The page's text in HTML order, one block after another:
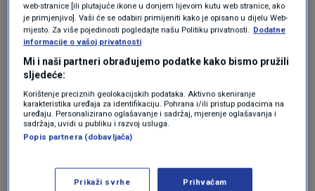
Deutsche Welle: U 2026. ekstremna
desnica nastavlja rasti u Hrvatskoj
"Za nas radikalna
varijanta nije opasnost
jer imamo HDZ"
web-stranice [ili plutajuće ikone u donjem lijevom kutu web stranice, ako
je primjenjivo]. Vaši će se odabiri primijeniti kako je opisano u dijelu Web-
mjesto. Za više pojedinosti pogledajte našu Politiku privatnosti. Dodatne
informacije o vašoj privatnosti
Mi i naši partneri obrađujemo podatke kako bismo pružili
sljedeće:
Korištenje preciznih geolokacijskih podataka. Aktivno skeniranje
karakteristika uređaja za identifikaciju. Pohrana i/ili pristup podacima na
uređaju. Personalizirano oglašavanje i sadržaj, mjerenje oglašavanja i
sadržaja, uvidi u publiku i razvoj usluga.
Popis partnera (dobavljača)
Prikaži svrhe Prihvaćam